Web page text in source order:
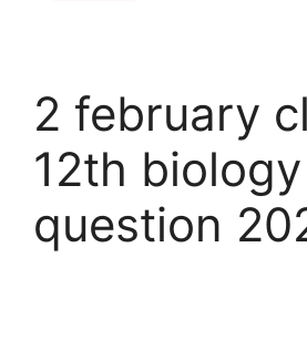
2 february
12th
question